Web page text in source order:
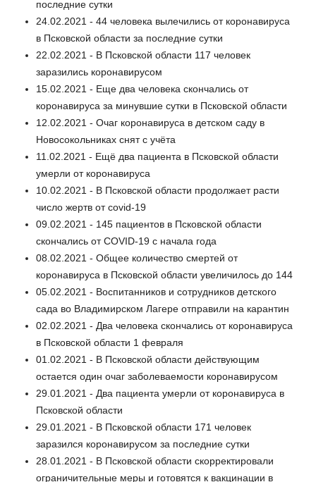
последние сутки
24.02.2021 - 44 человека вылечились от коронавируса
в Псковской области за последние сутки
22.02.2021 - В Псковской области 117 человек
заразились коронавирусом
15.02.2021 - Еще два человека скончались от
коронавируса за минувшие сутки в Псковской области
12.02.2021 - Очаг коронавируса в детском саду в
Новосокольниках снят с учёта
11.02.2021 - Ещё два пациента в Псковской области
умерли от коронавируса
10.02.2021 - В Псковской области продолжает расти
число жертв от covid-19
09.02.2021 - 145 пациентов в Псковской области
скончались от COVID-19 c начала года
08.02.2021 - Общее количество смертей от
коронавируса в Псковской области увеличилось до 144
05.02.2021 - Воспитанников и сотрудников детского
сада во Владимирском Лагере отправили на карантин
02.02.2021 - Два человека скончались от коронавируса
в Псковской области 1 февраля
01.02.2021 - В Псковской области действующим
остается один очаг заболеваемости коронавирусом
29.01.2021 - Два пациента умерли от коронавируса в
Псковской области
29.01.2021 - В Псковской области 171 человек
заразился коронавирусом за последние сутки
28.01.2021 - В Псковской области скорректировали
ограничительные меры и готовятся к вакцинации в